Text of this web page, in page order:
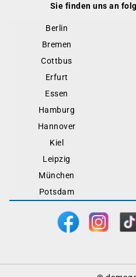
Sie finden uns an
Berlin
Bremen
Cottbus
Erfurt
Essen
Hamburg
Hannover
Kiel
Leipzig
München
Potsdam